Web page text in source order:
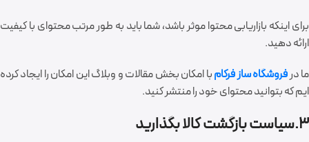
برای اینکه بازاریابی محتوا موثر باشد، شما باید به طور مرتب محتوای با کیفیت
ارائه دهید.
ما در فروشگاه ساز فرکامبا امکان بخش مقالات و وبلاگ این امکان را ایجاد کرده
ایم که بتوانید محتوای خود را منتشر کنید.
3.سیاست بازگشت کالا بگذارید